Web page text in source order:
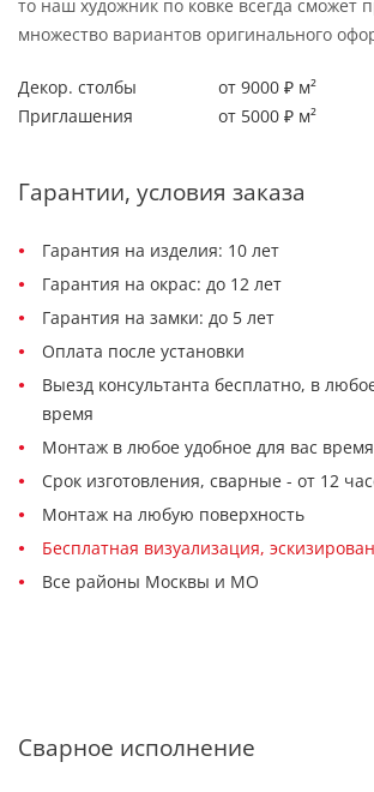
то наш художник по ковке всегда сможет
множество вариантов оригинального
Декор. столбы от 9000 ₽ м²
Приглашения
от 5000 ₽ м²
Гарантии, условия заказа
Гарантия на изделия: 10 лет
Гарантия на окрас: до 12 лет
Гарантия на замки: до 5 лет
Оплата после установки
Выезд консультанта бесплатно, в
время
Монтаж в любое удобное для вас время
Срок изготовления, сварные - от 12
Монтаж на любую поверхность
Бесплатная визуализация,
Все районы Москвы и МО
Сварное исполнение